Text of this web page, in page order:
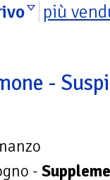
più
-
-